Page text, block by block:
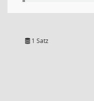
1 Satz